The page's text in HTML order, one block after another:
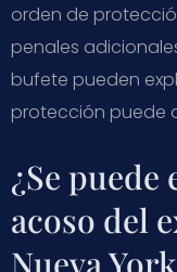
orden de
penales
bufete pueden
protección puede
¿Se
acoso del
Nueva